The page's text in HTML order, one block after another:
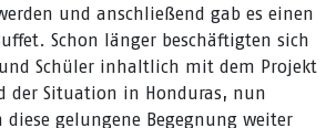
und anschließend gab es einen
Schon länger beschäftigten sich
Schüler inhaltlich mit dem Projekt
der Situation in Honduras, nun
diese gelungene Begegnung weiter